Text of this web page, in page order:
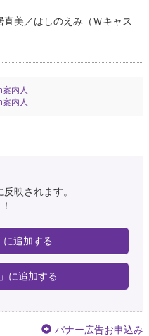
美／はしのえみ（Ｗキャス
内人
内人
映されます。
に追加する
に追加する
バナー広告お申込み